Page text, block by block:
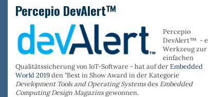
Percepio DevAlert™
Percepio
DevAlert™ -
Werkzeug zur
einfachen
Qualitätssicherung von IoT-Software - hat auf derEmbedded
World 2019den "Best in Show Award in der Kategorie
Development Tools and Operating Systemsdes Embedded
Computing Design Magazinsgewonnen.